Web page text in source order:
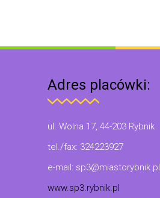
Adres placówki:
ul. Wolna 17, 44-203 Rybnik
tel./fax: 324223927
e-mail: sp3@miastorybnik.pl
www.sp3.rybnik.pl